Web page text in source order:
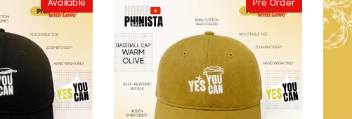
Available Pre Order